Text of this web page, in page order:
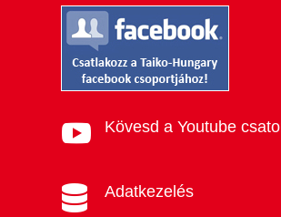
 Kövesd a Youtube
 Adatkezelés